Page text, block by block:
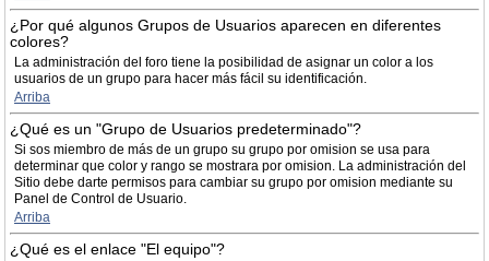
¿Por qué algunos Grupos de Usuarios aparecen en diferentes
colores?
La administración del foro tiene la posibilidad de asignar un color a los
usuarios de un grupo para hacer más fácil su identificación.
Arriba
¿Qué es un "Grupo de Usuarios predeterminado"?
Si sos miembro de más de un grupo su grupo por omision se usa para
determinar que color y rango se mostrara por omision. La administración del
Sitio debe darte permisos para cambiar su grupo por omision mediante su
Panel de Control de Usuario.
Arriba
¿Qué es el enlace "El equipo"?